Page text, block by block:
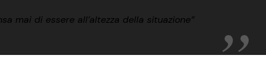
mai di essere all’altezza della situazione”